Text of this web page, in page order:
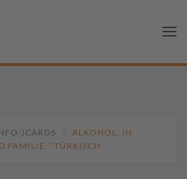
)CARDS
ALKOHOL. IN
FAMILIE. *TÜRKISCH